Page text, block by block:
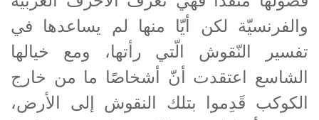
والفرنسيّة لكن أيّا منها لم يساعدها في
تفسير النّقوش الّتي رأتها، ومع خيالها
الشاسع اعتقدت أنّ أشخاصًا ما من خارج
الكوكب قَدِموا بتلك النقوش إلى الأرض،